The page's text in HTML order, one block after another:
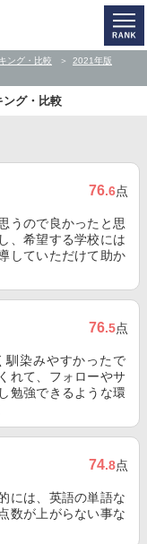
ング・比較
2021年版
ング・比較
76.6点
うので良かったと思
、希望する学校には
していただけて助か
76.5点
馴染みやすかったで
れて、フォローやサ
勉強できるような環
74.8点
には、英語の単語な
数が上がらない事な